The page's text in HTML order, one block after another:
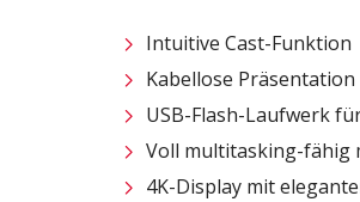
Intuitive Cast-Funktion
Kabellose
USB-Flash-Laufwerk
Voll multitasking-fähig
4K-Display mit